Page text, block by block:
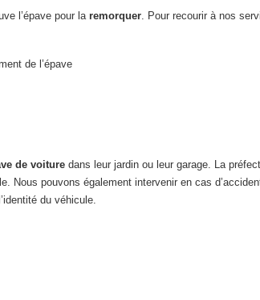
l’épave pour la remorquer. Pour recourir à nos
de l’épave
de voiture dans leur jardin ou leur garage. La
Nous pouvons également intervenir en cas
du véhicule.